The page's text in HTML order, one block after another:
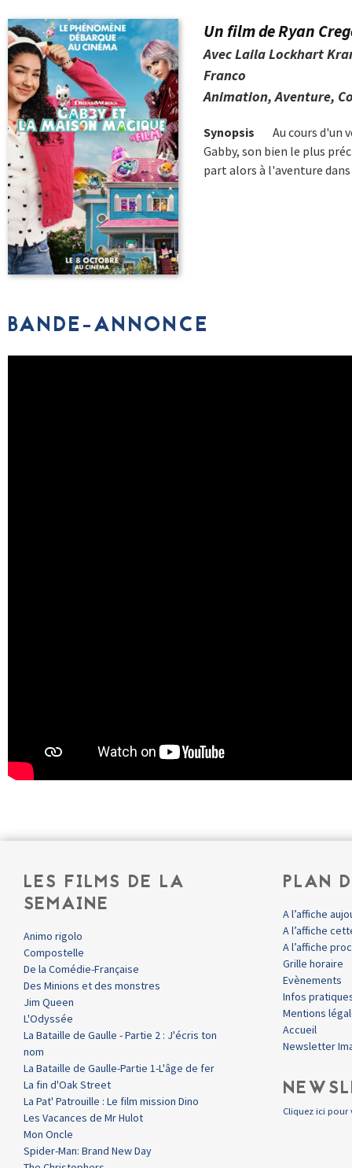
Un film de Ryan
Avec Laila Lockhart
Franco
Animation, Aventure,
Synopsis
Au cours d'un
Gabby, son bien le plus
part alors à l'aventure
BANDE-ANNONCE
LES FILMS DE LA
SEMAINE
Animo rigolo
Compostelle
De la Comédie-Française
Des Minions et des monstres
Jim Queen
L'Odyssée
La Bataille de Gaulle - Partie 2 : J'écris ton
nom
La Bataille de Gaulle-Partie 1-L'âge de fer
La fin d'Oak Street
La Pat' Patrouille : Le film mission Dino
Les Vacances de Mr Hulot
Mon Oncle
Spider-Man: Brand New Day
PLAN
A l’affiche
A l’affiche
A l’affiche
Grille horaire
Evènements
Infos
Mentions
Accueil
Newsletter
Cliquez ici pour